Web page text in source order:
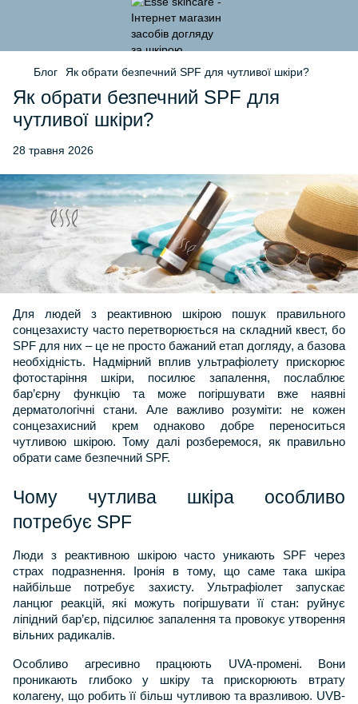
Блог Як обрати безпечний SPF для чутливої шкіри?
Як обрати безпечний SPF для
чутливої шкіри?
28 травня 2026
Для людей з реактивною шкірою пошук правильного
сонцезахисту часто перетворюється на складний квест, бо
SPF для них – це не просто бажаний етап догляду, а базова
необхідність. Надмірний вплив ультрафіолету прискорює
фотостаріння шкіри, посилює запалення, послаблює
бар’єрну функцію та може погіршувати вже наявні
дерматологічні стани. Але важливо розуміти: не кожен
сонцезахисний крем однаково добре переноситься
чутливою шкірою. Тому далі розберемося, як правильно
обрати саме безпечний SPF.
Чому чутлива шкіра особливо
потребує SPF
Люди з реактивною шкірою часто уникають SPF через
страх подразнення. Іронія в тому, що саме така шкіра
найбільше потребує захисту. Ультрафіолет запускає
ланцюг реакцій, які можуть погіршувати її стан: руйнує
ліпідний бар’єр, підсилює запалення та провокує утворення
вільних радикалів.
Особливо агресивно працюють UVA-промені. Вони
проникають глибоко у шкіру та прискорюють втрату
колагену, що робить її більш чутливою та вразливою. UVB-